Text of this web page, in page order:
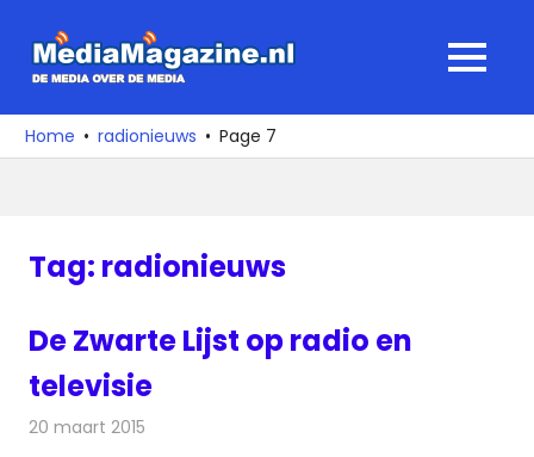
naar
media
over
MENU
Home radionieuws Page 7
Tag: radionieuws
De Zwarte Lijst op radio en
televisie
20 maart 2015